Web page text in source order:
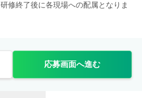
修終了後に各現場への配属となりま
応募画面へ進む